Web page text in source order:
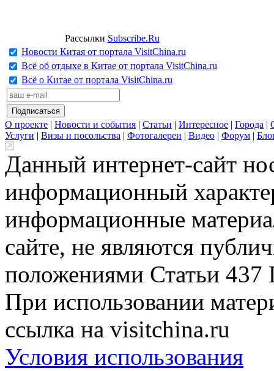
Рассылки Subscribe.Ru
Новости Китая от портала VisitChina.ru
Всё об отдыхе в Китае от портала VisitChina.ru
Всё о Китае от портала VisitChina.ru
О проекте | Новости и события | Статьи | Интересное | Города |
Услуги | Визы и посольства | Фотогалереи | Видео | Форум |
Данный интернет-сайт
информационный
информационные
сайте, не являются
положениями Статьи 437
При использовании
ссылка на visitchina.ru
Условия использования